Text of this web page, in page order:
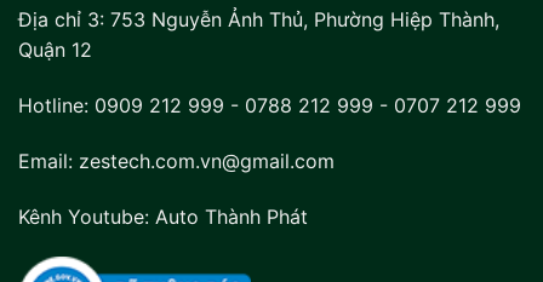
Địa chỉ 3: 753 Nguyễn Ảnh Thủ, Phường Hiệp Thành,
Quận 12
Hotline: 0909 212 999 - 0788 212 999 - 0707 212 999
Email: zestech.com.vn@gmail.com
Kênh Youtube: Auto Thành Phát